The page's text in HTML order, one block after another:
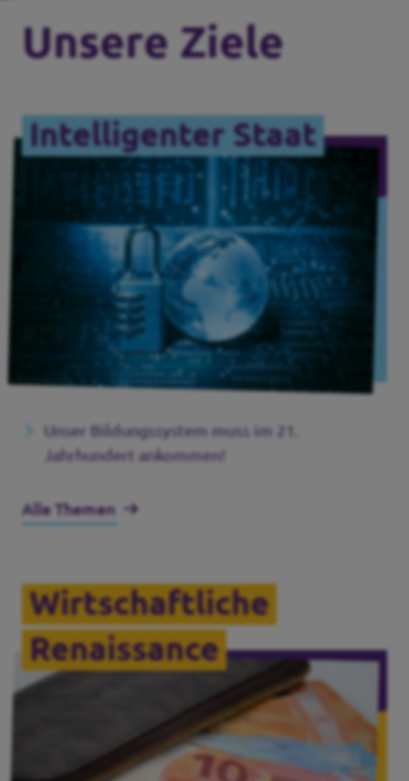
Datenschutz
Impressum
Unsere Ziele
Intelligenter Staat
Unser Bildungssystem muss im 21.
Jahrhundert ankommen!
Alle Themen
Wirtschaftliche
Renaissance